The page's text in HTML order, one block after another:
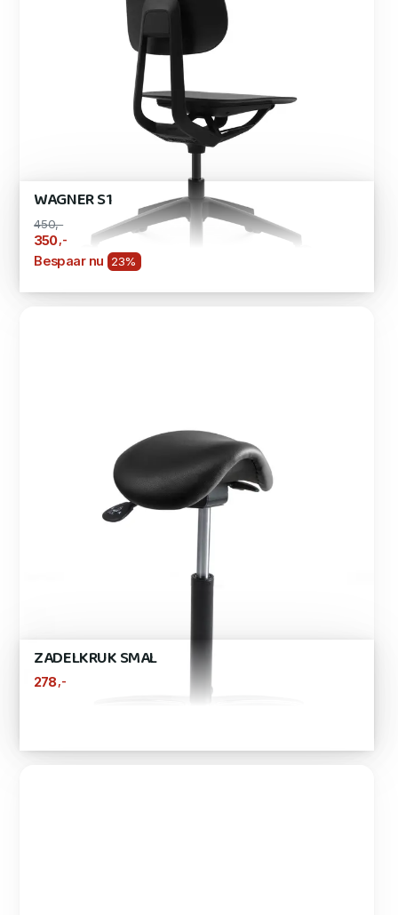
WAGNER S1
450,-
350 ,-
Bespaar nu 23%
ZADELKRUK SMAL
278 ,-